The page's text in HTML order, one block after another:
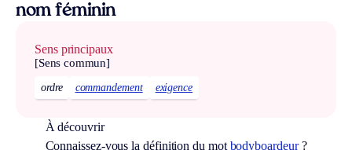
nom féminin
Sens principaux
[Sens commun]
ordre commandement exigence
À découvrir
Connaissez-vous la définition du mot bodyboardeur?